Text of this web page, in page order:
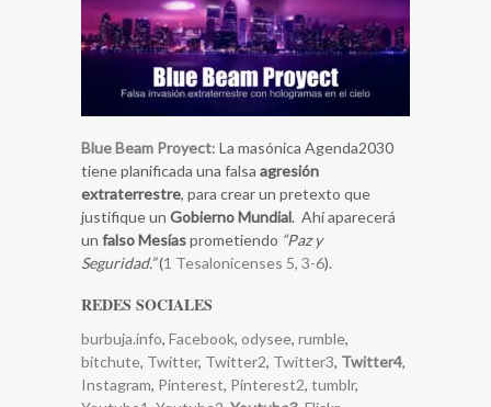
Blue Beam Proyect: La masónica Agenda2030
tiene planificada una falsa agresión
extraterrestre, para crear un pretexto que
justifique un Gobierno Mundial. Ahí aparecerá
un falso Mesíasprometiendo “Paz y
Seguridad.”(1 Tesalonicenses 5, 3-6).
REDES SOCIALES
burbuja.info, Facebook, odysee, rumble,
bitchute, Twitter, Twitter2, Twitter3, Twitter4,
Instagram, Pinterest, Pinterest2, tumblr,